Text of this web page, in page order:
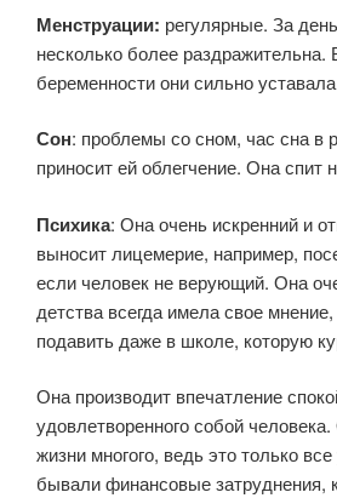
Менструации: регулярные. За
несколько более раздражительна.
беременности они сильно
Сон: проблемы со сном, час сна в
приносит ей облегчение. Она спит
Психика: Она очень искренний и
выносит лицемерие, например,
если человек не верующий. Она
детства всегда имела свое
подавить даже в школе, которую
Она производит впечатление
удовлетворенного собой
жизни многого, ведь это только
бывали финансовые затруднения,